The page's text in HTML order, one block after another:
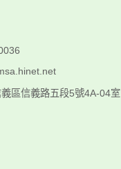
區信義路五段5號4A-04室